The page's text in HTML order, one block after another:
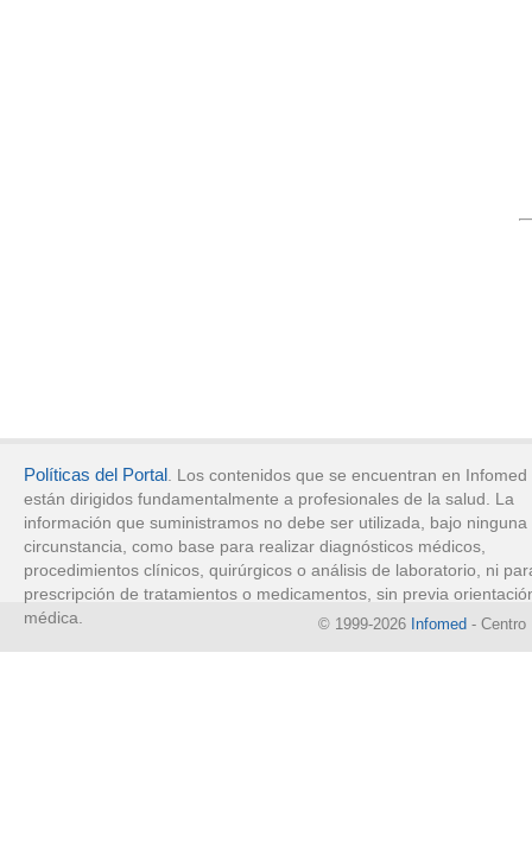
Políticas del Portal. Los contenidos que se encuentran en Infomed
están dirigidos fundamentalmente a profesionales de la salud. La
información que suministramos no debe ser utilizada, bajo ninguna
circunstancia, como base para realizar diagnósticos médicos,
procedimientos clínicos, quirúrgicos o análisis de laboratorio, ni
prescripción de tratamientos o medicamentos, sin previa
médica.
© 1999-2026 Infomed - Centro